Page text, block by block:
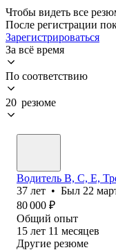
Чтобы видеть все
После регистрации
Зарегистрироваться
За всё время
По соответствию
20 резюме
Водитель B, C, E,
37 лет • Был 22
80 000 ₽
Общий опыт
15 лет 11 месяцев
Другие резюме